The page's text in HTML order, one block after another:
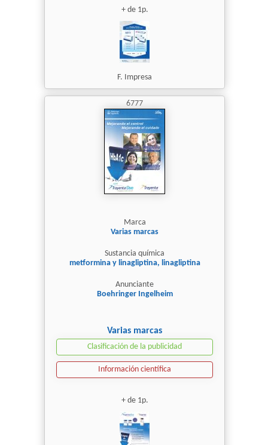
+ de 1p.
F. Impresa
6777
Marca
Varias marcas
Sustancia química
metformina y linagliptina, linagliptina
Anunciante
Boehringer Ingelheim
Varias marcas
Clasificación de la publicidad
Información científica
+ de 1p.